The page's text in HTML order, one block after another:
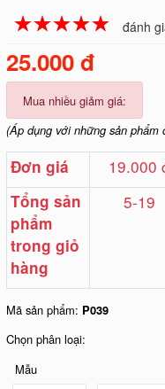
☆☆☆☆☆
★★★★★ đánh
25.000 đ
Mua nhiều giảm giá:
(Áp dụng với những sản
Đơn giá 19.000
Tổng sản
phẩm
trong giỏ
hàng
5-19
Mã sản phẩm: P039
Chọn phân loại:
Mẫu